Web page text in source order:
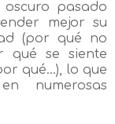
pasado
mejor su
(por qué no
qué se siente
qué...), lo que
numerosas